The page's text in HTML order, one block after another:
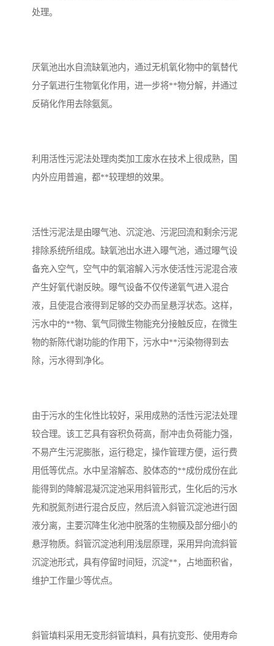
处理。
厌氧池出水自流缺氧池内，通过无机氧化物中的氧替代
分子氧进行生物氧化作用，进一步将**物分解，并通过
反硝化作用去除氨氮。
利用活性污泥法处理肉类加工废水在技术上很成熟，国
内外应用普遍，都**较理想的效果。
活性污泥法是由曝气池、沉淀池、污泥回流和剩余污泥
排除系统所组成。缺氧池出水进入曝气池，通过曝气设
备充入空气，空气中的氧溶解入污水使活性污泥混合液
产生好氧代谢反映。曝气设备不仅传递氧气进入混合
液，且使混合液得到足够的交办而呈悬浮状态。这样，
污水中的**物、氧气同微生物能充分接触反应，在微生
物的新陈代谢功能的作用下，污水中**污染物得到去
除，污水得到净化。
由于污水的生化性比较好，采用成熟的活性污泥法处理
较合理。该工艺具有容积负荷高，耐冲击负荷能力强，
不易产生污泥膨胀，运行稳定，操作管理方便，运行费
用低等优点。水中呈溶解态、胶体态的**成份成份在此
能得到的降解混凝沉淀池采用斜管形式，生化后的污水
先和脱氮剂进行混合反应，然后流入斜管沉淀池进行固
液分离，主要沉降生化池中脱落的生物膜及部分细小的
悬浮物质。斜管沉淀池利用浅层原理，采用异向流斜管
沉淀池形式，具有停留时间短，沉淀**，占地面积省，
维护工作量少等优点。
斜管填料采用无变形斜管填料，具有抗变形、使用寿命
化设备
无动力一体化污水处理设
肉制品加工污水处理设备 农村一体化污水处理设备
金属配件洗涤污水处理设
接触式一体化污水处理设 化粪池一体化污水处理设
净水设备反渗透 奶制品加工污水处理设备
喷漆污水处理设备 污水处理设备设备生产厂
家
屠宰场一体化污水处设备
生产厂家
餐厨垃圾污水处理设备
洗车污水处理设备 变电站污水处理设备
熟食厂污水处理设备
农村生活污水处理设备 玻璃钢污水处理设备
疗养院污水处理设备 屠宰场污水处理
生活污水处理设备 医疗污水处理设备
风景区生活一体化设备 纺织印染废水
豆制品污水